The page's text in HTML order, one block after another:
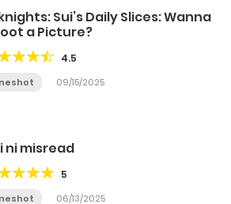
Sui’s Daily Slices: Wanna
a Picture?
4.5
09/15/2025
ni misread
5
06/13/2025